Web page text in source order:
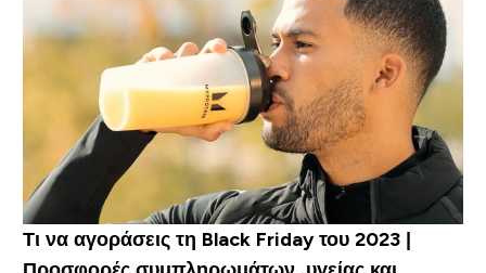
Τι να αγοράσεις τη Black Friday του 2023 |